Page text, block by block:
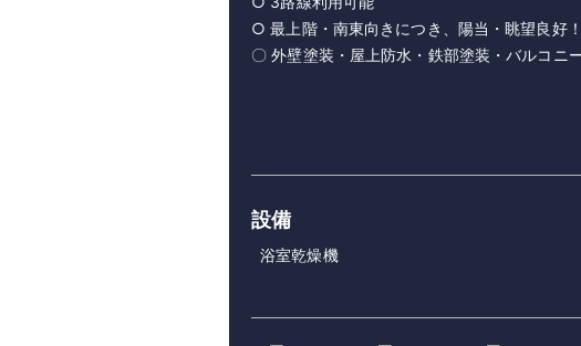
○ 最上階・南東向きにつき、陽当・眺望良好！
〇 外壁塗装・屋上防水・鉄部塗装・バルコニ
設備
浴室乾燥機